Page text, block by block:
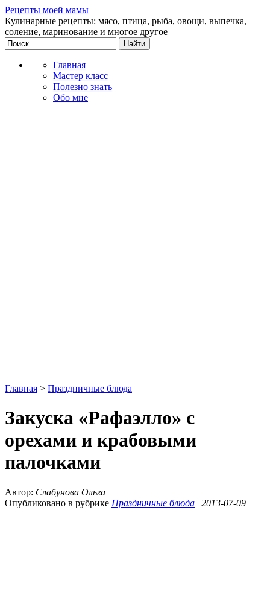
Рецепты моей мамы
Кулинарные рецепты: мясо, птица, рыба, овощи, выпечка,
соление, маринование и многое другое
Главная
Мастер класс
Полезно знать
Обо мне
Главная > Праздничные блюда
Закуска «Рафаэлло» с
орехами и крабовыми
палочками
Автор: Слабунова Ольга
Опубликовано в рубрике Праздничные блюда | 2013-07-09